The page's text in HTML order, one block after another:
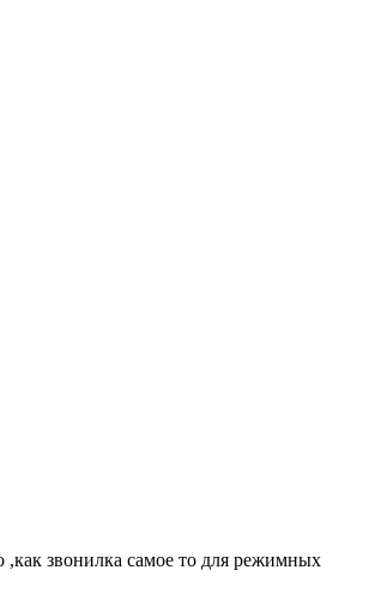
,как звонилка самое то для режимных